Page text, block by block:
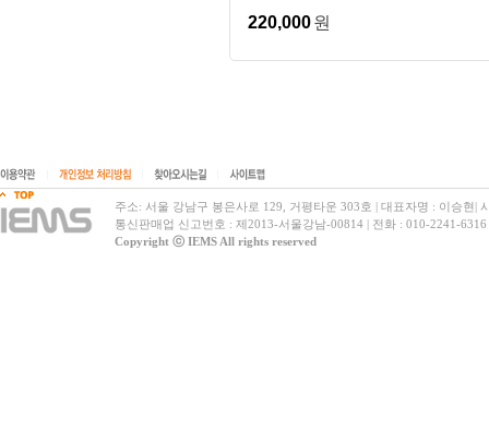
220,000원
주소: 서울 강남구 봉은사로 129, 거평타운 303호 | 대표자명 : 이승현 |
통신판매업 신고번호 : 제2013-서울강남-00814 | 전화 : 010-2241-
Copyright ⓒ IEMS All rights reserved